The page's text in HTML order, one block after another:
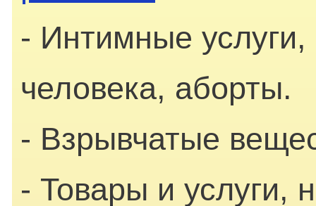
- Интимные услуги,
человека, аборты.
- Взрывчатые
- Товары и услуги,